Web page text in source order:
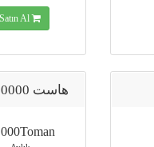
Satın Al
هاست 10000 مگابایت (معمولی)